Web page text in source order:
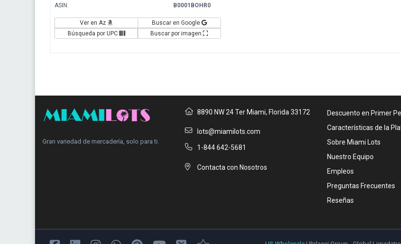
ASIN: B0001BOHR0
Ver en Az
Buscar en Google
Búsqueda por UPC
Buscar por imagen
Gran variedad de mercadería, solo para ti.
8890 NW 24 Ter Miami, Florida 33172
lots@miamilots.com
1-844 642-5681
Contacta con Nosotros
Descuento en Primer
Características de la
Sobre Miami Lots
Nuestro Equipo
Empleos
Preguntas Frecuentes
Reseñas